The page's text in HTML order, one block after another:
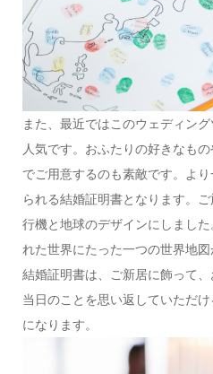
また、最近ではこのウェディン
人気です。おふたりの好きなも
でご用意するのも素敵です。よ
られる結婚証明書となります。
行機と地球のデザインにしまし
れた世界にたった一つの世界地
結婚証明書は、ご新居に飾って
当日のことを思い返していただ
になります。